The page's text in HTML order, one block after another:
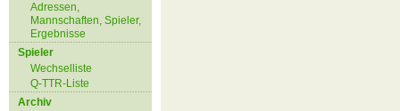
Adressen,
Mannschaften, Spieler,
Ergebnisse
Spieler
Wechselliste
Q-TTR-Liste
Archiv